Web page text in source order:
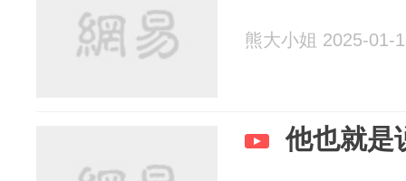
熊大小姐 2025-01-
他也就是